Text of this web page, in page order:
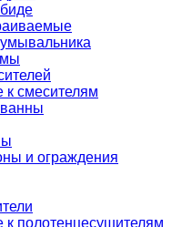
смесителям
и ограждения
полотенцесушителям